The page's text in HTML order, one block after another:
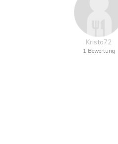
Kristo72
1 Bewertung